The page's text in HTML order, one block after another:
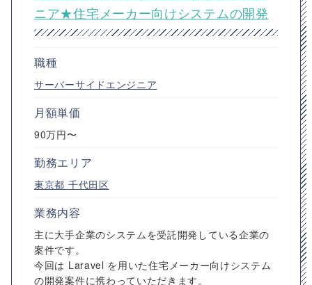
ニア★住宅メーカー向けシステムの開発
職種
サーバーサイドエンジニア
月額単価
90万円〜
勤務エリア
東京都 千代田区
業務内容
主に大手企業のシステムを受託開発している企業の
案件です。
今回は Laravel を用いた住宅メーカー向けシステム
の開発案件に携わっていただきます。